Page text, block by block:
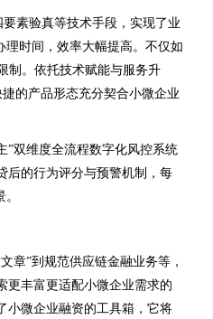
素验真等技术手段，实现了业
理时间，效率大幅提高。不仅如
制。依托技术赋能与服务升
的产品形态充分契合小微企业
”双维度全流程数字化风控系统
后的行为评分与预警机制，每
章”到规范供应链金融业务等，
更丰富更适配小微企业需求的
小微企业融资的工具箱，它将